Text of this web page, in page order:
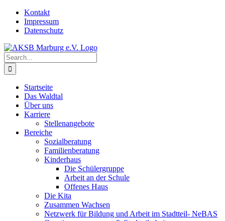
Skip
content
Kontakt
Impressum
Datenschutz
Search
for:
Startseite
Das Waldtal
Über uns
Karriere
Stellenangebote
Bereiche
Sozialberatung
Familienberatung
Kinderhaus
Die Schülergruppe
Arbeit an der Schule
Offenes Haus
Die Kita
Zusammen Wachsen
Netzwerk für Bildung und Arbeit im Stadtteil- NeBAS